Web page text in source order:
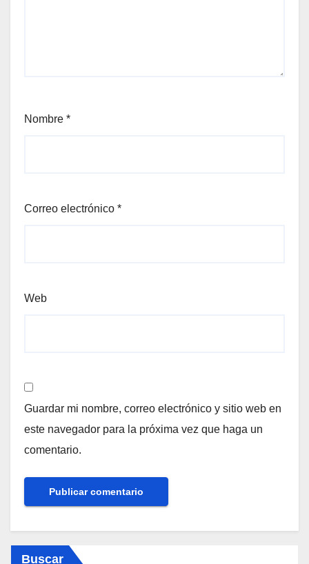
Nombre *
Correo electrónico *
Web
Guardar mi nombre, correo electrónico y sitio web en
este navegador para la próxima vez que haga un
comentario.
Buscar